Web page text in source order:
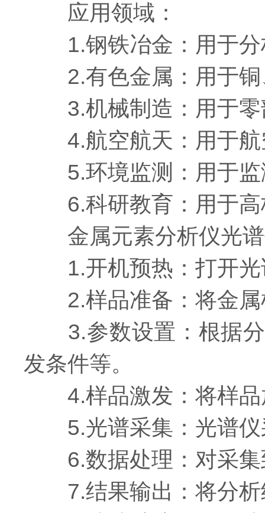
应用领域：
1.钢铁冶金：用于分
2.有色金属：用于铜
3.机械制造：用于零
4.航空航天：用于航
5.环境监测：用于监
6.科研教育：用于高
金属元素分析仪光谱
1.开机预热：打开光
2.样品准备：将金属
3.参数设置：根据分
发条件等。
4.样品激发：将样品
5.光谱采集：光谱仪
6.数据处理：对采集
7.结果输出：将分析